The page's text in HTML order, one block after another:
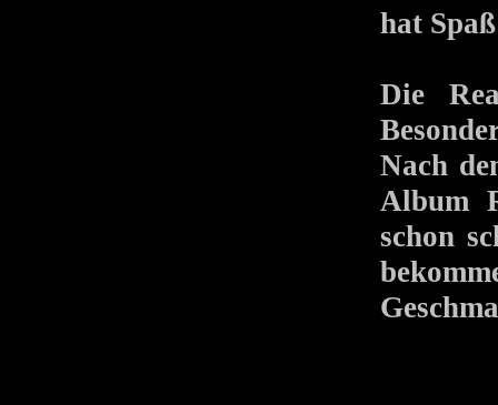
hat
Die
Nach
Album
schon